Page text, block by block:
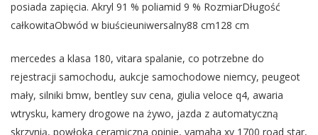
posiada zapięcia. Akryl 91 % poliamid 9 % RozmiarDługość
całkowitaObwód w biuścieuniwersalny88 cm128 cm
mercedes a klasa 180, vitara spalanie, co potrzebne do
rejestracji samochodu, aukcje samochodowe niemcy, peugeot
mały, silniki bmw, bentley suv cena, giulia veloce q4, awaria
wtrysku, kamery drogowe na żywo, jazda z automatyczną
skrzynią, powłoka ceramiczna opinie, yamaha xv 1700 road star,